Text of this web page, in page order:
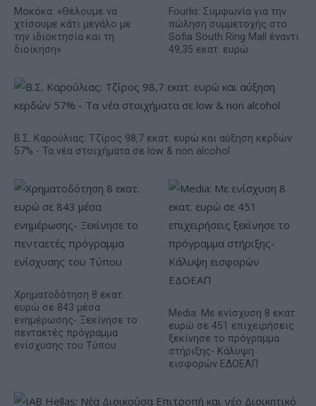
Μοκόκα: «Θέλουμε να
χτίσουμε κάτι μεγάλο με
την ιδιοκτησία και τη
διοίκηση»
Fourlis: Συμφωνία για την
πώληση συμμετοχής στο
Sofia South Ring Mall έναντι
49,35 εκατ. ευρώ
Β.Σ. Καρούλιας: Τζίρος 98,7 εκατ. ευρώ και αύξηση κερδών
57% - Τα νέα στοιχήματα σε low & non alcohol
Χρηματοδότηση 8 εκατ.
ευρώ σε 843 μέσα
ενημέρωσης- Ξεκίνησε το
πενταετές πρόγραμμα
ενίσχυσης του Τύπου
Media: Με ενίσχυση 8 εκατ.
ευρώ σε 451 επιχειρήσεις
ξεκίνησε το πρόγραμμα
στήριξης- Κάλυψη
εισφορών ΕΔΟΕΑΠ